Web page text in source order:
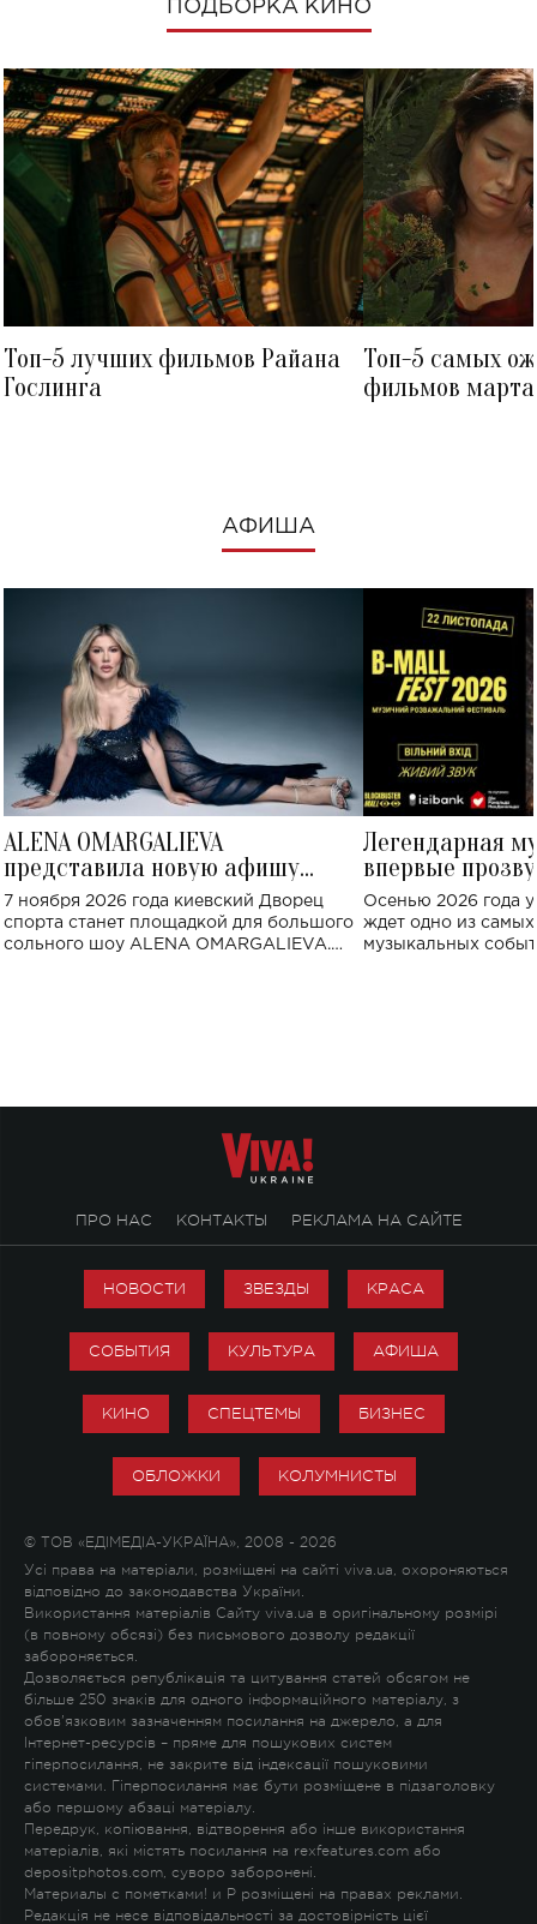
ПОДБОРКА КИНО
Топ-5 лучших фильмов Райана
Гослинга
Топ-5 самых
фильмов
АФИША
ALENA OMARGALIEVA
представила новую афишу
большого концерта во Дворце
спорта
7 ноября 2026 года киевский Дворец
спорта станет площадкой для большого
сольного шоу ALENA OMARGALIEVA.
Легендарная
впервые
Украине: где
Осенью 2026 года
ждет одно из
музыкальных
ПРО НАС КОНТАКТЫ РЕКЛАМА НА САЙТЕ
НОВОСТИ ЗВЕЗДЫ КРАСА
СОБЫТИЯ КУЛЬТУРА АФИША
КИНО СПЕЦТЕМЫ БИЗНЕС
ОБЛОЖКИ КОЛУМНИСТЫ
© ТОВ «ЕДІМЕДІА-УКРАЇНА», 2008 - 2026
Усі права на матеріали, розміщені на сайті viva.ua, охороняються
відповідно до законодавства України.
Використання матеріалів Сайту viva.ua в оригінальному розмірі
(в повному обсязі) без письмового дозволу редакції
забороняється.
Дозволяється републікація та цитування статей обсягом не
більше 250 знаків для одного інформаційного матеріалу, з
обов'язковим зазначенням посилання на джерело, а для
Інтернет-ресурсів – пряме для пошукових систем
гіперпосилання, не закрите від індексації пошуковими
системами. Гіперпосилання має бути розміщене в підзаголовку
або першому абзаці матеріалу.
Передрук, копіювання, відтворення або інше використання
матеріалів, які містять посилання на rexfeatures.com або
depositphotos.com, суворо заборонені.
Материалы с пометками! и P розміщені на правах реклами.
Редакція не несе відповідальності за достовірність цієї